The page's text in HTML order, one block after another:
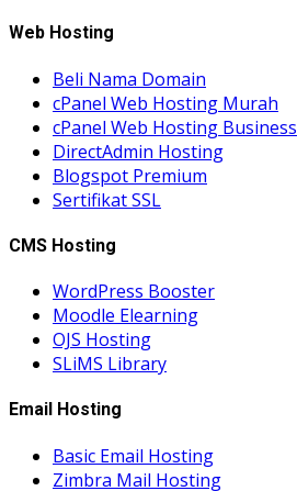
Web Hosting
Beli Nama Domain
cPanel Web Hosting Murah
cPanel Web Hosting Business
DirectAdmin Hosting
Blogspot Premium
Sertifikat SSL
CMS Hosting
WordPress Booster
Moodle Elearning
OJS Hosting
SLiMS Library
Email Hosting
Basic Email Hosting
Zimbra Mail Hosting